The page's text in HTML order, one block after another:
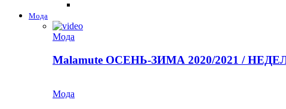
Мода
Мода
Malamute ОСЕНЬ-ЗИМА 2020/2021 /
Мода